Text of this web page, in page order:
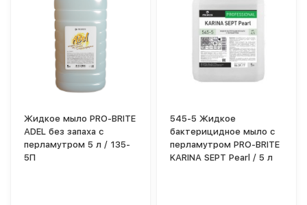
Жидкое мыло PRO-BRITE
ADEL без запаха с
перламутром 5 л / 135-
5П
545-5 Жидкое
бактерицидное мыло с
перламутром PRO-BRITE
KARINA SEPT Pearl / 5 л